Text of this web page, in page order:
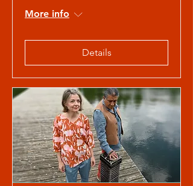
More info
Details